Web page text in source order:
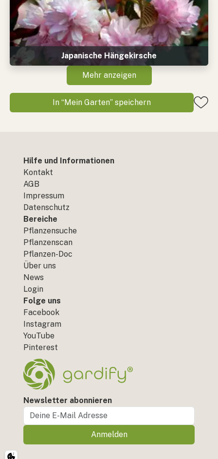
Japanische Hängekirsche
Mehr anzeigen
In “Mein Garten” speichern
Hilfe und Informationen
Kontakt
AGB
Impressum
Datenschutz
Bereiche
Pflanzensuche
Pflanzenscan
Pflanzen-Doc
Über uns
News
Login
Folge uns
Facebook
Instagram
YouTube
Pinterest
Newsletter abonnieren
Anmelden